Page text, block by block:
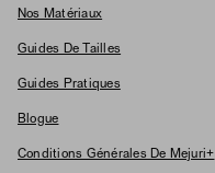
Nos Matériaux
Guides De Tailles
Guides Pratiques
Blogue
Conditions Générales De Mejuri+